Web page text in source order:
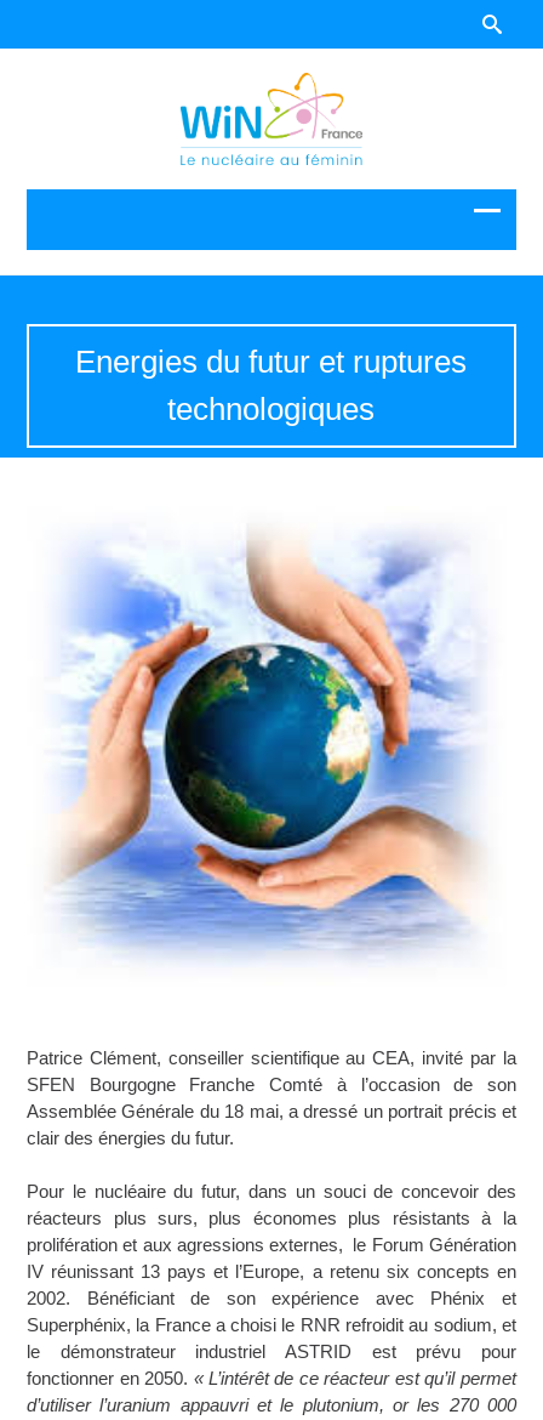
Energies du futur et ruptures
technologiques
Patrice Clément, conseiller scientifique au CEA, invité par la
SFEN Bourgogne Franche Comté à l’occasion de son
Assemblée Générale du 18 mai, a dressé un portrait précis et
clair des énergies du futur.
Pour le nucléaire du futur, dans un souci de concevoir des
réacteurs plus surs, plus économes plus résistants à la
prolifération et aux agressions externes, le Forum Génération
IV réunissant 13 pays et l’Europe, a retenu six concepts en
2002. Bénéficiant de son expérience avec Phénix et
Superphénix, la France a choisi le RNR refroidit au sodium, et
le démonstrateur industriel ASTRID est prévu pour
fonctionner en 2050. « L’intérêt de ce réacteur est qu’il permet
d’utiliser l’uranium appauvri et le plutonium, or les 270 000